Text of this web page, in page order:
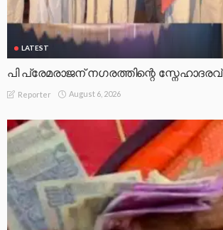
LATEST
പി പ്രേമരാജന് നഗരത്തിന്റെ സ്നേഹാദരവ്
Reporter August 6, 2026